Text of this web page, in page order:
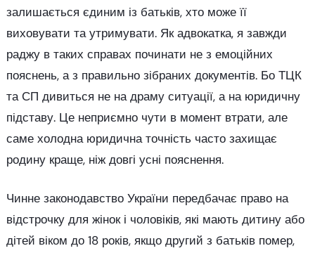
залишається єдиним із батьків, хто може її
виховувати та утримувати. Як адвокатка, я завжди
раджу в таких справах починати не з емоційних
пояснень, а з правильно зібраних документів. Бо ТЦК
та СП дивиться не на драму ситуації, а на юридичну
підставу. Це неприємно чути в момент втрати, але
саме холодна юридична точність часто захищає
родину краще, ніж довгі усні пояснення.
Чинне законодавство України передбачає право на
відстрочку для жінок і чоловіків, які мають дитину або
дітей віком до 18 років, якщо другий з батьків помер,